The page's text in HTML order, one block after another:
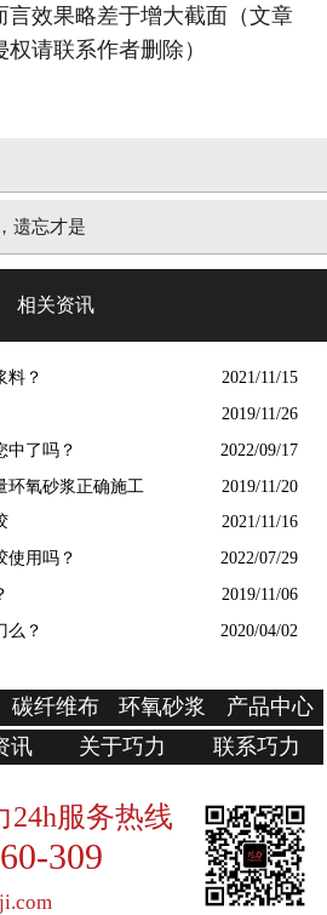
言效果略差于增大截面（文章
请联系作者删除）
遗忘才是
相关资讯
料？ 2021/11/15
2019/11/26
中了吗？ 2022/09/17
环氧砂浆正确施工 2019/11/20
2021/11/16
使用吗？ 2022/07/29
2019/11/06
么？ 2020/04/02
碳纤维布 环氧砂浆
产品中心
讯 关于巧力 联系巧力
24h服务热线
309